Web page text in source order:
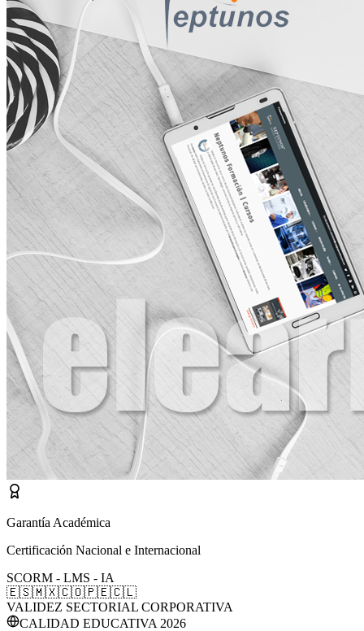
Garantía Académica
Certificación Nacional e Internacional
SCORM - LMS - IA
🇪🇸🇲🇽🇨🇴🇵🇪🇨🇱
VALIDEZ SECTORIAL CORPORATIVA
CALIDAD EDUCATIVA 2026